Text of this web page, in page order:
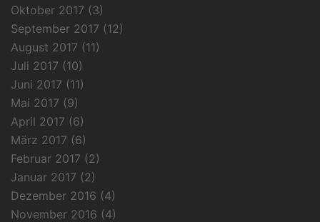
Oktober 2017 (3)
September 2017 (12)
August 2017 (11)
Juli 2017 (10)
Juni 2017 (11)
Mai 2017 (9)
April 2017 (6)
März 2017 (6)
Februar 2017 (2)
Januar 2017 (2)
Dezember 2016 (4)
November 2016 (4)